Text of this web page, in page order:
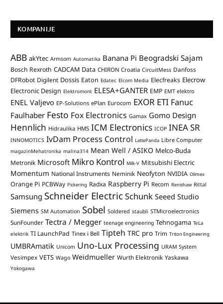
KOMPANIJE
ABB akYtec Armsom Automatika Banana Pi Beogradski Sajam
Bosch Rexroth CADCAM Data CHIRON Croatia CircuitMess Danfoss
DFRobot Digilent Dossis Eaton Edatec Elcom Media Elecfreaks Elecrow
Electronic Design Elektromont ELESA+GANTER EMP EMT elektro
ENEL Valjevo EP-Solutions ePlan Eurocom EXOR ETI Fanuc
Faulhaber Festo Fox Electronics Gamax Gomo Design
Hennlich Hidraulika HMS ICM Electronics ICOP INEA SR
INNOMOTICS IvDam Process Control LattePanda Libre Computer
magazinMehatronika malina314 Mean Well / ASIKO Melco-Buda
Metronik Microsoft Mikro Kontrol Milk-V Mitsubishi Electric
Momentum National Instruments Neminik Neofyton NVIDIA Olimex
Orange Pi PCBWay Pickering Radxa Raspberry Pi Recom Renishaw Rittal
Samsung Schneider ElectricSchunk Seeed Studio
Siemens SM Automation Sobel Soldered staubli STMicroelectronics
SunFounder Tectra / Megger teenage engineering Tehnogama TeLa
elektrik TI LaunchPad Tinex i Bell Tipteh TRC pro Trim Triton Engineering
UMBRAmatik Unicom Uno-Lux Processing URAM System
Vesimpex VETS Wago Weidmueller Wurth Elektronik Yaskawa
Yokogawa